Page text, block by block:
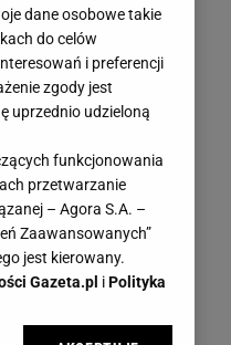
dane osobowe takie
do celów
i preferencji
zgody jest
uprzednio udzieloną
funkcjonowania
przetwarzanie
– Agora S.A. –
Zaawansowanych”
jest kierowany.
Gazeta.pl iPolityka